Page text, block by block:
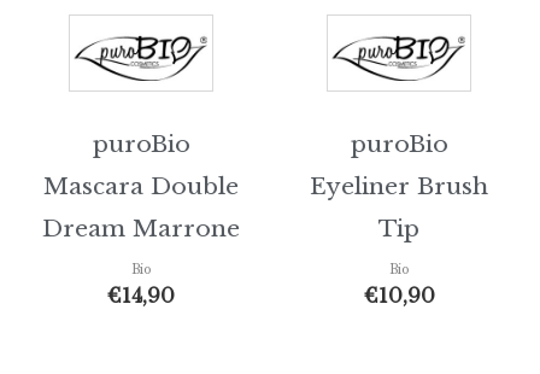
puroBio
Mascara Double
Dream Marrone
Bio
€14,90
puroBio
Eyeliner Brush
Tip
Bio
€10,90